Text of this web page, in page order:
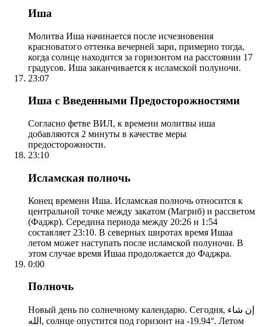
Иша
Молитва Иша начинается после исчезновения
красноватого оттенка вечерней зари, примерно тогда,
когда солнце находится за горизонтом на расстоянии 17
градусов. Иша заканчивается к исламской полуночи.
23:07
Иша с Введенными Предосторожностями
Согласно фетве ВИЛ, к времени молитвы иша
добавляются 2 минуты в качестве меры
предосторожности.
23:10
Исламская полночь
Конец времени Иша. Исламская полночь относится к
центральной точке между закатом (Магриб) и рассветом
(Фаджр). Середина периода между 20:26 и 1:54
составляет 23:10. В северных широтах время Ишаа
летом может наступать после исламской полуночи. В
этом случае время Ишаа продолжается до Фаджра.
0:00
Полночь
Новый день по солнечному календарю. Сегодня, إن شاء
الله, солнце опустится под горизонт на -19.94°. Летом